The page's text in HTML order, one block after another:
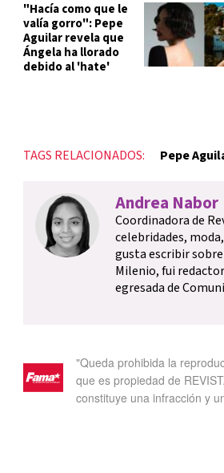
"Hacía como que le
valía gorro": Pepe
Aguilar revela que
Ángela ha llorado
debido al 'hate'
TAGS RELACIONADOS: Pepe
Andrea Nabor
Coordinadora de
celebridades,
gusta escribir
Milenio, fui
egresada de
"Queda prohibida la
que es propiedad de
constituye una infracción y